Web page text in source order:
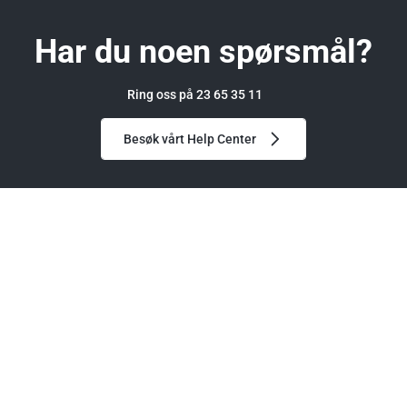
Har du noen spørsmål?
Ring oss på 23 65 35 11
Besøk vårt Help Center